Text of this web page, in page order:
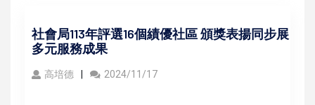
社會局113年評選16個績優社區 頒獎表揚同步展
多元服務成果
高培德 2024/11/17